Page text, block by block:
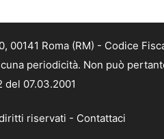
Roma (RM) - Codice
periodicità. Non può
del 07.03.2001
riservati - Contattaci